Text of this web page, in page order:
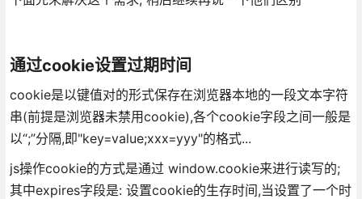
通过cookie设置过期时间
cookie是以键值对的形式保存在浏览器本地的一段文本字符
串(前提是浏览器未禁用cookie),各个cookie字段之间一般是
以“;”分隔,即"key=value;xxx=yyy"的格式...
js操作cookie的方式是通过 window.cookie来进行读写的;
其中expires字段是: 设置cookie的生存时间,当设置了一个时